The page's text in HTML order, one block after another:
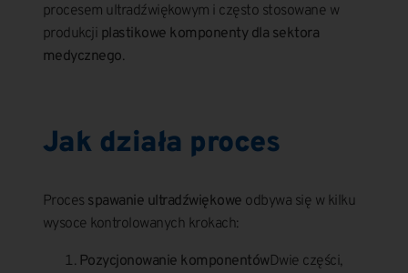
procesem ultradźwiękowym i często stosowane w
produkcji plastikowe komponenty dla sektora
medycznego.
Jak działa proces
Proces spawanie ultradźwiękowe odbywa się w kilku
wysoce kontrolowanych krokach:
Pozycjonowanie komponentówDwie części,